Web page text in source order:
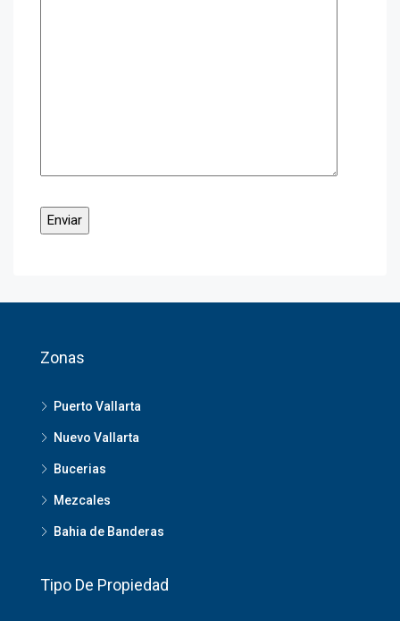
Zonas
Puerto Vallarta
Nuevo Vallarta
Bucerias
Mezcales
Bahia de Banderas
Tipo De Propiedad